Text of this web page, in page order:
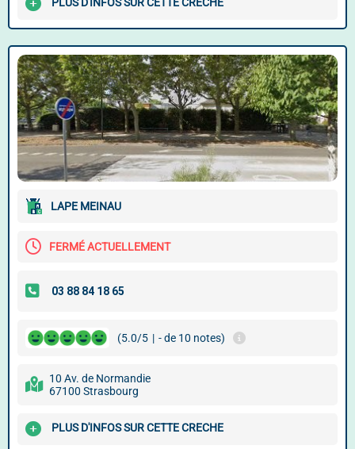
PLUS D'INFOS SUR CETTE CRECHE
LAPE MEINAU
FERMÉ ACTUELLEMENT
(5.0/5 | - de 10 notes)
10 Av. de Normandie
67100 Strasbourg
PLUS D'INFOS SUR CETTE CRECHE